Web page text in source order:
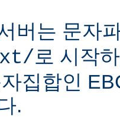
버는 문자
로 시작
집합인
.